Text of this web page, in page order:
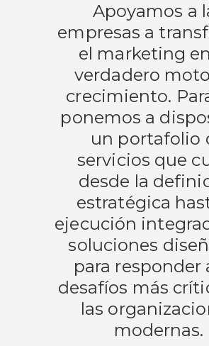
Apoyamos a
empresas a
el marketing
verdadero
crecimiento.
ponemos a
un portafolio
servicios que
desde la
estratégica
ejecución
soluciones
para responder
desafíos más
las
modernas.